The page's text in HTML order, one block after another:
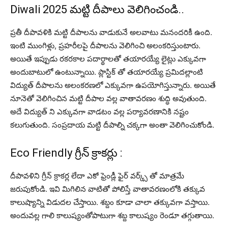
Diwali 2025 మట్టి దీపాలు వెలిగించండి..
ప్రతీ దీపావళికి మట్టి దీపాలను వాడుకునే అలవాటు మనందరికీ ఉంది.
ఇంటి ముంగిళ్లు, ప్రహరీలపై దీపాలను వెలిగించి అలంకరిస్తుంటారు.
అయితే ఇప్పుడు రకరకాల పదార్థాలతో తయారయ్యే లైట్లు ఎక్కువగా
అందుబాటులో ఉంటున్నాయి. ప్లాస్టిక్ తో తయారయ్యే ప్రమిదల్లాంటి
విద్యుత్‌ దీపాలను అలంకరణలో ఎక్కువగా ఉపయోగిస్తున్నారు. అయితే
నూనెతో వెలిగించిన మట్టి దీపాల వల్ల వాతావరణం శుద్ధి అవుతుంది.
అదే విద్యుత్ ని ఎక్కువగా వాడటం వల్ల పర్యావరణానికి నష్టం
కలుగుతుంది. సంప్రదాయ మట్టి దీపాల్ని చక్కగా అంతా వెలిగించుకోండి.
Eco Friendly గ్రీన్‌ క్రాకర్లు :
దీపావళిని గ్రీన్‌ క్రాకర్ల లేదా ఎకో ఫ్రెండ్లీ ఫైర్ వర్క్స్ తో మాత్రమే
జరుపుకోండి. ఇవి మిగిలిన వాటితో పోలిస్తే వాతావరణంలోకి తక్కువ
కాలుష్యాన్ని విడుదల చేస్తాయి. శబ్దం కూడా చాలా తక్కువగా వస్తాయి.
అందువల్ల గాలి కాలుష్యంతోపాటుగా శబ్ద కాలుష్యం రెండూ తగ్గుతాయి.